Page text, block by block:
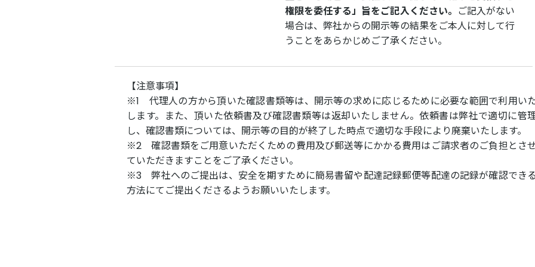
権限を委任する」旨をご記入ください。 ご記入がない
場合は、弊社からの開示等の結果をご本人に対して行
うことをあらかじめご了承ください。
【注意事項】
※1 代理人の方から頂いた確認書類等は、開示等の求めに応じるために必要な範囲で利用い
します。また、頂いた依頼書及び確認書類等は返却いたしません。依頼書は弊社で適切に管
し、確認書類については、開示等の目的が終了した時点で適切な手段により廃棄いたします。
※2 確認書類をご用意いただくための費用及び郵送等にかかる費用はご請求者のご負担とさ
ていただきますことをご了承ください。
※3 弊社へのご提出は、安全を期すために簡易書留や配達記録郵便等配達の記録が確認できる
方法にてご提出くださるようお願いいたします。